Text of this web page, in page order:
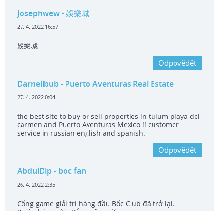
Josephwew- 娛樂城
27. 4. 2022 16:57
娛樂城
Odpovědět
Darnellbub - Puerto Aventuras Real Estate
27. 4. 2022 0:04
the best site to buy or sell properties in tulum playa del
carmen and Puerto Aventuras Mexico !! customer
service in russian english and spanish.
Odpovědět
AbdulDip - boc fan
26. 4. 2022 2:35
Cổng game giải trí hàng đầu Bốc Club đã trở lại.